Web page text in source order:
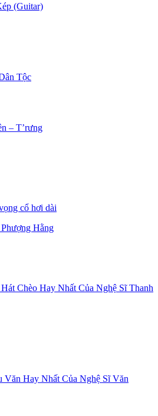
(Guitar)
Tộc
– T’rưng
cổ hơi dài
Hằng
Chèo Hay Nhất Của Nghệ Sĩ Thanh
Văn Hay Nhất Của Nghệ Sĩ Văn